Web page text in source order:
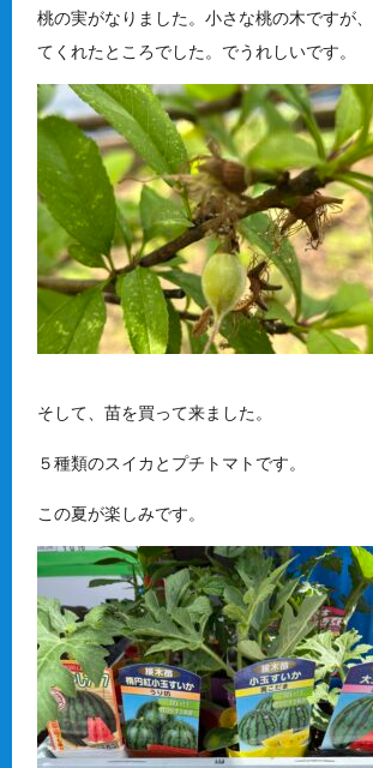
桃の実がなりました。小さな桃の木ですが
てくれたところでした。でうれしいです。
そして、苗を買って来ました。
５種類のスイカとプチトマトです。
この夏が楽しみです。